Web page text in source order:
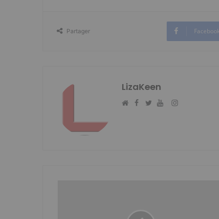
Partager
LizaKeen
FacebookInstagram